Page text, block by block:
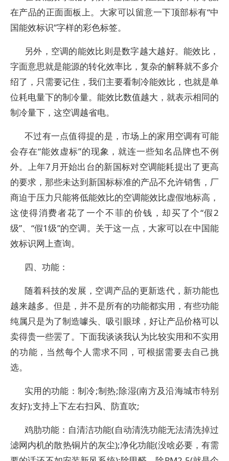
在产品的正面面板上。大家可以留意一下顶部标有“中
国能效标识”字样的彩色标签。
另外，空调的能效比则是数字越大越好。能效比，
字面意思就是能源的转化效率比，复杂的解释就不多介
绍了，只需要记住，我们主要看制冷能效比，也就是单
位耗电量下的制冷量。能效比数值越大，就表示相同的
制冷量下，这空调越省电。
不过有一点值得提的是，市场上的家用空调有可能
会存在“能效虚标”的现象，就连一些知名品牌也不例
外。上年7月开始出台的新国标对空调能耗提出了更高
的要求，那些未达到新国标标准的产品不允许销售，厂
商迫于压力只能将低能效比的空调能效比虚假地标高，
这使得消费者花了一个不菲的价钱，却买了个“假2
级”、“假1级”的空调。关于这一点，大家可以在中国能
效标识网上查询。
四、功能：
随着科技的发展，空调产品的更新迭代，新功能也
越来越多。但是，并不是所有的功能都实用，有些功能
纯属只是为了制造噱头、吸引眼球，好让产品价格可以
卖得贵一些罢了。下面我谈谈我认为比较实用和不实用
的功能，当然每个人需求不同，可根据需要去自己挑
选。
实用的功能：制冷;制热;除湿(南方及沿海城市特别
友好);支持上下左右扫风、防直吹;
鸡肋功能：自清洁功能(自动清洗功能无法清洗掉过
滤网内机的散热铜片的灰尘);净化功能(没啥必要，有需